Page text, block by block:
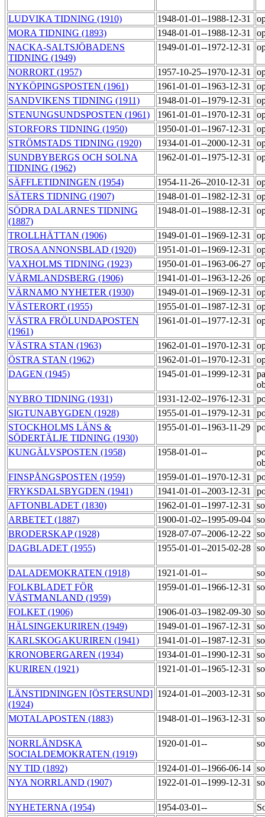
LUDVIKA TIDNING (1910) 1948-01-01--1988-12-31
MORA TIDNING (1893)
1948-01-01--1988-12-31
NACKA-SALTSJÖBADENS
TIDNING (1949)
1949-01-01--1972-12-31
NORRORT (1957) 1957-10-25--1970-12-31
NYKÖPINGSPOSTEN (1961)
1961-01-01--1963-12-31
SANDVIKENS TIDNING (1911)
1948-01-01--1979-12-31
STENUNGSUNDSPOSTEN (1961)
1961-01-01--1970-12-31
STORFORS TIDNING (1950)
1950-01-01--1967-12-31
STRÖMSTADS TIDNING (1920)
1934-01-01--2000-12-31
SUNDBYBERGS OCH SOLNA
TIDNING (1962)
1962-01-01--1975-12-31
SÄFFLETIDNINGEN (1954) 1954-11-26--2010-12-31
SÄTERS TIDNING (1907)
1948-01-01--1982-12-31
SÖDRA DALARNES TIDNING
(1887)
1948-01-01--1988-12-31
TROLLHÄTTAN (1906) 1949-01-01--1969-12-31
TROSA ANNONSBLAD (1920)
1951-01-01--1969-12-31
VAXHOLMS TIDNING (1923)
1950-01-01--1963-06-27
VÄRMLANDSBERG (1906)
1941-01-01--1963-12-26
VÄRNAMO NYHETER (1930)
1949-01-01--1969-12-31
VÄSTERORT (1955)
1955-01-01--1987-12-31
VÄSTRA FRÖLUNDAPOSTEN
(1961)
1961-01-01--1977-12-31
VÄSTRA STAN (1963) 1962-01-01--1970-12-31
ÖSTRA STAN (1962)
1962-01-01--1970-12-31
DAGEN (1945)
1945-01-01--1999-12-31
NYBRO TIDNING (1931)
1931-12-02--1976-12-31
SIGTUNABYGDEN (1928)
1955-01-01--1979-12-31
STOCKHOLMS LÄNS &
SÖDERTÄLJE TIDNING (1930)
1955-01-01--1963-11-29
KUNGÄLVSPOSTEN (1958) 1958-01-01--
FINSPÅNGSPOSTEN (1959)
1959-01-01--1970-12-31
FRYKSDALSBYGDEN (1941)
1941-01-01--2003-12-31
AFTONBLADET (1830)
1962-01-01--1997-12-31
ARBETET (1887)
1900-01-02--1995-09-04
BRODERSKAP (1928)
1928-07-07--2006-12-22
DAGBLADET (1955)
1955-01-01--2015-02-28
DALADEMOKRATEN (1918) 1921-01-01--
FOLKBLADET FÖR
VÄSTMANLAND (1959)
1959-01-01--1966-12-31
FOLKET (1906) 1906-01-03--1982-09-30
HÄLSINGEKURIREN (1949)
1949-01-01--1967-12-31
KARLSKOGAKURIREN (1941)
1941-01-01--1987-12-31
KRONOBERGAREN (1934)
1934-01-01--1990-12-31
KURIREN (1921)
1921-01-01--1965-12-31
LÄNSTIDNINGEN [ÖSTERSUND]
(1924)
1924-01-01--2003-12-31
MOTALAPOSTEN (1883) 1948-01-01--1963-12-31
NORRLÄNDSKA
SOCIALDEMOKRATEN (1919)
1920-01-01--
NY TID (1892) 1924-01-01--1966-06-14
NYA NORRLAND (1907)
1922-01-01--1999-12-31
NYHETERNA (1954) 1954-03-01--